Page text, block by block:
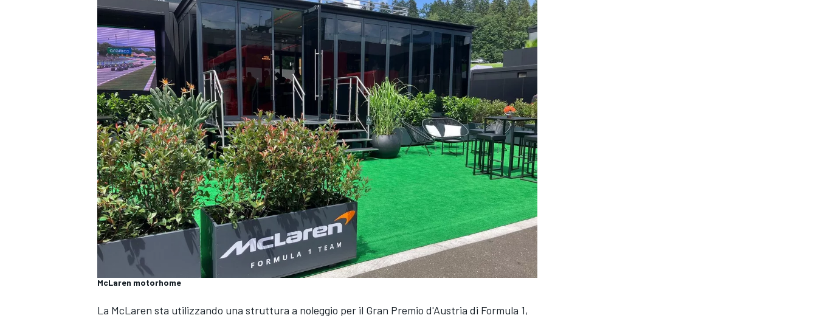
WRC
McLaren motorhome
La McLaren sta utilizzando una struttura a noleggio per il Gran Premio d'Austria di Formula 1,